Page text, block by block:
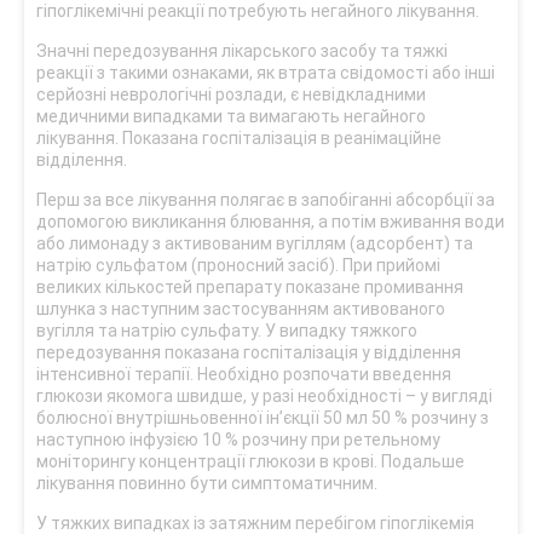
гіпоглікемічні реакції потребують негайного лікування.
Значні передозування лікарського засобу та тяжкі
реакції з такими ознаками, як втрата свідомості або інші
серйозні неврологічні розлади, є невідкладними
медичними випадками та вимагають негайного
лікування. Показана госпіталізація в реанімаційне
відділення.
Перш за все лікування полягає в запобіганні абсорбції за
допомогою викликання блювання, а потім вживання води
або лимонаду з активованим вугіллям (адсорбент) та
натрію сульфатом (проносний засіб). При прийомі
великих кількостей препарату показане промивання
шлунка з наступним застосуванням активованого
вугілля та натрію сульфату. У випадку тяжкого
передозування показана госпіталізація у відділення
інтенсивної терапії. Необхідно розпочати введення
глюкози якомога швидше, у разі необхідності – у вигляді
болюсної внутрішньовенної ін’єкції 50 мл 50 % розчину з
наступною інфузією 10 % розчину при ретельному
моніторингу концентрації глюкози в крові. Подальше
лікування повинно бути симптоматичним.
У тяжких випадках із затяжним перебігом гіпоглікемія